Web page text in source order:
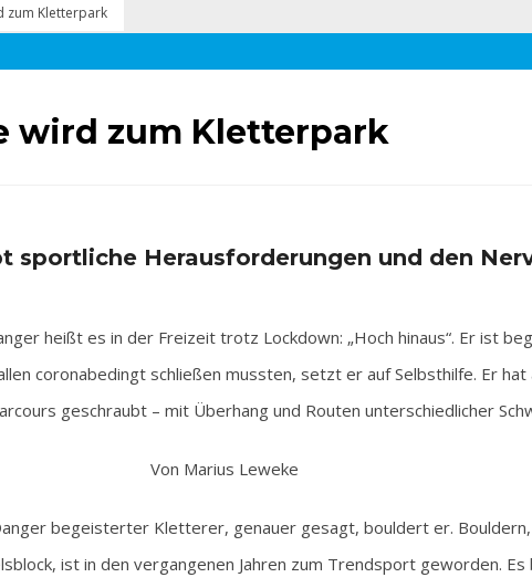
zum Kletterpark
wird zum Kletterpark
sportliche Herausforderungen und den
heißt es in der Freizeit trotz Lockdown: „Hoch hinaus“. Er ist
coronabedingt schließen mussten, setzt er auf Selbsthilfe. Er hat
geschraubt – mit Überhang und Routen unterschiedlicher
Von Marius Leweke
begeisterter Kletterer, genauer gesagt, bouldert er. Bouldern,
ist in den vergangenen Jahren zum Trendsport geworden. Es